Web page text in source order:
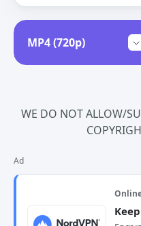
WE DO NOT ALLOW/
Ad